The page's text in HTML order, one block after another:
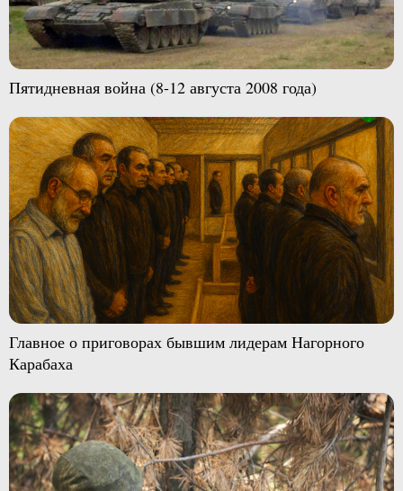
Пятидневная война (8-12 августа 2008 года)
Главное о приговорах бывшим лидерам Нагорного
Карабаха